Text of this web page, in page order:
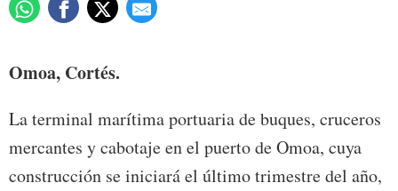
Omoa, Cortés.
La terminal marítima portuaria de buques, cruceros
mercantes y cabotaje en el puerto de Omoa, cuya
construcción se iniciará el último trimestre del año,